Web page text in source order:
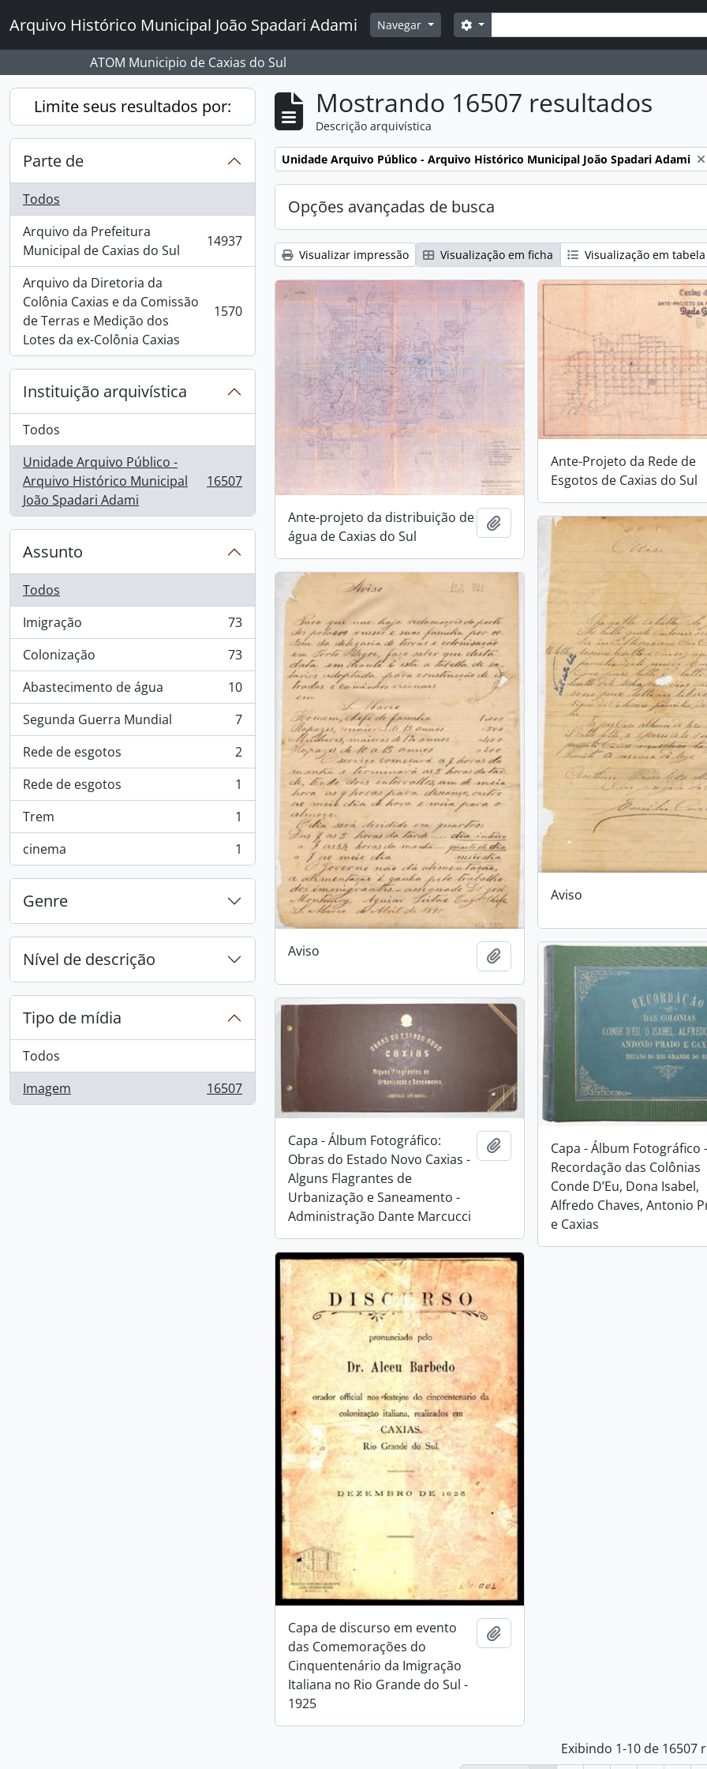
Arquivo Histórico Municipal João Spadari Adami Navegar Buscar
Opções de busca
ATOM Municipio de Caxias do Sul
Limite seus resultados por:
Parte de
Todos
Arquivo da Prefeitura
Municipal de Caxias do Sul
, 14937 resultados 14937
Arquivo da Diretoria da
Colônia Caxias e da Comissão
de Terras e Medição dos
Lotes da ex-Colônia Caxias
, 1570 resultados 1570
Instituição arquivística
Todos
Unidade Arquivo Público -
Arquivo Histórico Municipal
João Spadari Adami
, 16507 resultados 16507
Assunto
Todos
Imigração
, 73 resultados
73
Colonização
, 73 resultados
73
Abastecimento de água
, 10 resultados
10
Segunda Guerra Mundial
, 7 resultados
7
Rede de esgotos
, 2 resultados
2
Rede de esgotos
, 1 resultados
1
Trem
, 1 resultados
1
cinema
, 1 resultados 1
Genre
Nível de descrição
Tipo de mídia
Todos
Imagem
, 16507 resultados 16507
Mostrando 16507 resultados
Descrição arquivística
Remover filtro:
Unidade Arquivo Público - Arquivo Histórico Municipal João Spadari Adami
Opções avançadas de busca
Visualizar impressão Visualização em ficha Visualização em tabela
Ante-projeto da distribuição de
água de Caxias do Sul
Adicionar a área de transferência
Ante-Projeto da Rede de
Esgotos de Caxias do Sul
Aviso
Aviso Adicionar a área de transferência
Capa - Álbum Fotográfico -
Recordação das Colônias
Conde D’Eu, Dona Isabel,
Alfredo Chaves, Antonio
e Caxias
Capa - Álbum Fotográfico:
Obras do Estado Novo Caxias -
Alguns Flagrantes de
Urbanização e Saneamento -
Administração Dante Marcucci
Adicionar a área de transferência
Capa de discurso em evento
das Comemorações do
Cinquentenário da Imigração
Italiana no Rio Grande do Sul -
1925
Exibindo 1-10 de 16507